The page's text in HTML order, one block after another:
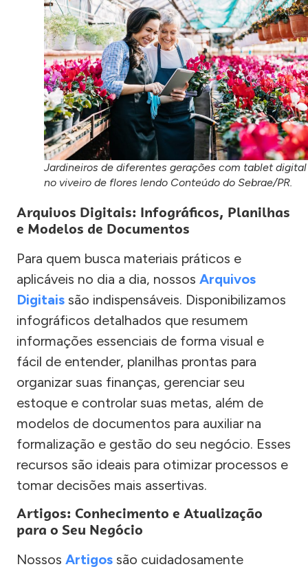
Jardineiros de diferentes gerações com tablet digital
no viveiro de flores lendo Conteúdo do Sebrae/PR.
Arquivos Digitais: Infográficos, Planilhas
e Modelos de Documentos
Para quem busca materiais práticos e
aplicáveis no dia a dia, nossos Arquivos
Digitais são indispensáveis. Disponibilizamos
infográficos detalhados que resumem
informações essenciais de forma visual e
fácil de entender, planilhas prontas para
organizar suas finanças, gerenciar seu
estoque e controlar suas metas, além de
modelos de documentos para auxiliar na
formalização e gestão do seu negócio. Esses
recursos são ideais para otimizar processos e
tomar decisões mais assertivas.
Artigos: Conhecimento e Atualização
para o Seu Negócio
Nossos Artigos são cuidadosamente